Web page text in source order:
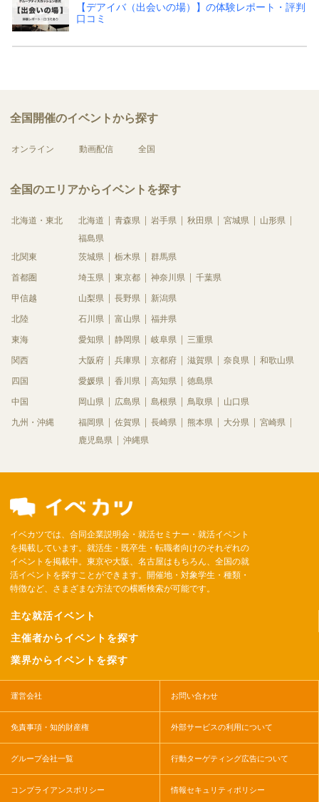
【デアイバ（出会いの場）】の体験レポート・評判
口コミ
全国開催のイベントから探す
オンライン 動画配信 全国
全国のエリアからイベントを探す
北海道・東北 北海道 青森県 岩手県 秋田県 宮城県
山形県
福島県
北関東
茨城県 栃木県 群馬県
首都圏 埼玉県 東京都 神奈川県 千葉県
甲信越 山梨県 長野県 新潟県
北陸 石川県 富山県 福井県
東海 愛知県 静岡県 岐阜県 三重県
関西 大阪府 兵庫県 京都府 滋賀県 奈良県 和歌山県
四国 愛媛県 香川県 高知県 徳島県
中国 岡山県 広島県 島根県 鳥取県 山口県
九州・沖縄 福岡県 佐賀県 長崎県 熊本県 大分県
宮崎県
鹿児島県
沖縄県
イベカツでは、合同企業説明会・就活セミナー・就活イベント
を掲載しています。就活生・既卒生・転職者向けのそれぞれの
イベントを掲載中。東京や大阪、名古屋はもちろん、全国の就
活イベントを探すことができます。開催地・対象学生・種類・
特徴など、さまざまな方法での横断検索が可能です。
主な就活イベント
主催者からイベントを探す
業界からイベントを探す
運営会社 お問い合わせ
免責事項・知的財産権 外部サービスの利用について
グループ会社一覧 行動ターゲティング広告について
コンプライアンスポリシー 情報セキュリティポリシー